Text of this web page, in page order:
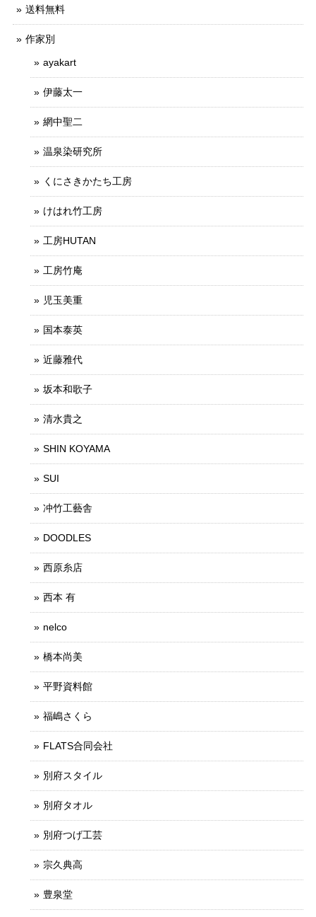
送料無料
作家別
ayakart
伊藤太一
網中聖二
温泉染研究所
くにさきかたち工房
けはれ竹工房
工房HUTAN
工房竹庵
児玉美重
国本泰英
近藤雅代
坂本和歌子
清水貴之
SHIN KOYAMA
SUI
冲竹工藝舎
DOODLES
西原糸店
西本 有
nelco
橋本尚美
平野資料館
福嶋さくら
FLATS合同会社
別府スタイル
別府タオル
別府つげ工芸
宗久典高
豊泉堂